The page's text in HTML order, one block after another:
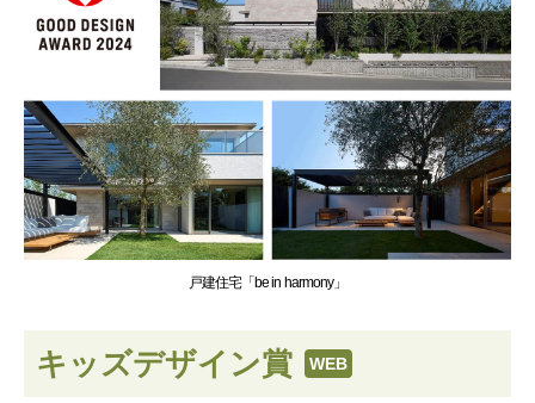
戸建住宅「be in harmony」
キッズデザイン賞 WEB